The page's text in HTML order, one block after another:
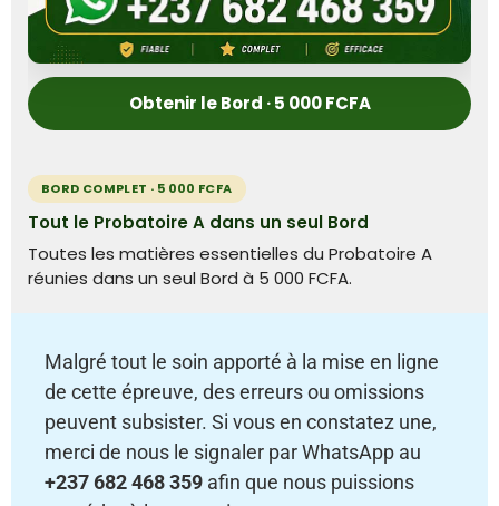
Obtenir le Bord · 5 000 FCFA
BORD COMPLET · 5 000 FCFA
Tout le Probatoire A dans un seul Bord
Toutes les matières essentielles du Probatoire A
réunies dans un seul Bord à 5 000 FCFA.
Malgré tout le soin apporté à la mise en ligne
de cette épreuve, des erreurs ou omissions
peuvent subsister. Si vous en constatez une,
merci de nous le signaler par WhatsApp au
+237 682 468 359 afin que nous puissions